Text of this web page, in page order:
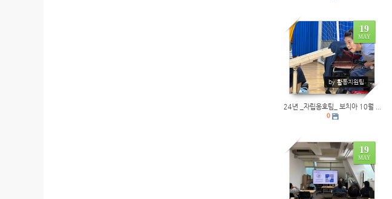
19
MAY
by 활동지원팀
0
24년 _자립옹호팀_ 보치아 10월 ...
0
19
MAY
0